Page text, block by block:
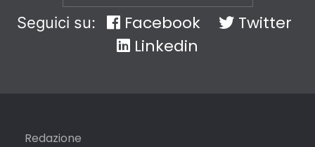
Seguici su: Facebook
Twitter
Linkedin
Redazione